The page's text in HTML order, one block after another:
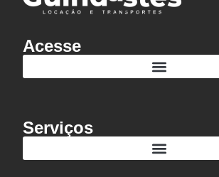
Acesse
Serviços